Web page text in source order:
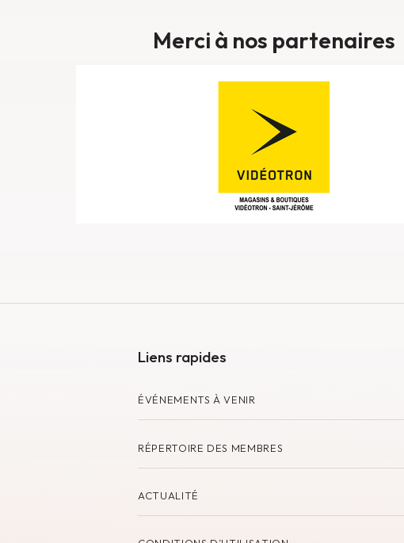
Merci à nos partenaires
Liens rapides
ÉVÉNEMENTS À VENIR
RÉPERTOIRE DES MEMBRES
ACTUALITÉ